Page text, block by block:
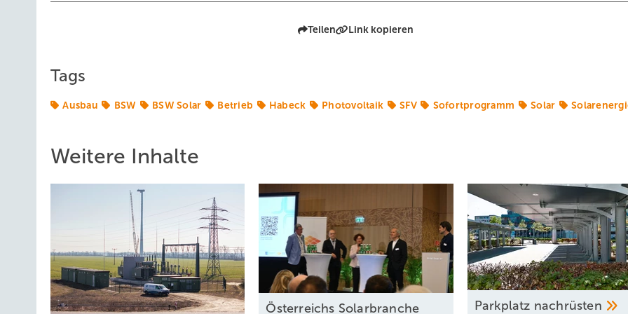
Teilen Link kopieren
Tags
Ausbau BSW BSW Solar Betrieb Habeck Photovoltaik SFV Sofortprogramm Solar
Weitere Inhalte
Österreichs Solarbranche Parkplatz nachrüsten